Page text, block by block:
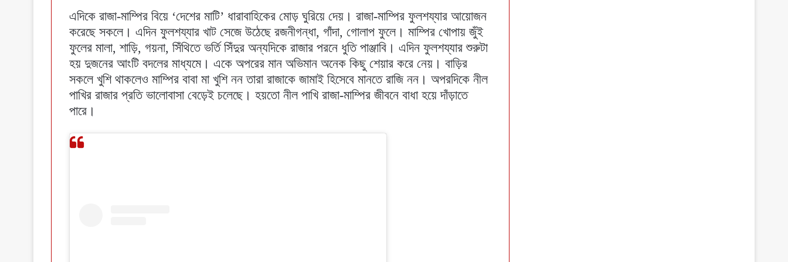
এদিকে রাজা-মাম্পির বিয়ে ‘দেশের মাটি’ ধারাবাহিকের মোড় ঘুরিয়ে দেয়। রাজা-মাম্পির ফুলশয্যার আয়োজন
করেছে সকলে। এদিন ফুলশয্যার খাট সেজে উঠেছে রজনীগন্ধা, গাঁদা, গোলাপ ফুলে। মাম্পির খোপায় জুঁই
ফুলের মালা, শাড়ি, গয়না, সিঁথিতে ভর্তি সিঁদুর অন্যদিকে রাজার পরনে ধুতি পাঞ্জাবি। এদিন ফুলশয্যার শুরুটা
হয় দুজনের আংটি বদলের মাধ্যমে। একে অপরের মান অভিমান অনেক কিছু শেয়ার করে নেয়। বাড়ির
সকলে খুশি থাকলেও মাম্পির বাবা মা খুশি নন তারা রাজাকে জামাই হিসেবে মানতে রাজি নন। অপরদিকে নীল
পাখির রাজার প্রতি ভালোবাসা বেড়েই চলেছে। হয়তো নীল পাখি রাজা-মাম্পির জীবনে বাধা হয়ে দাঁড়াতে
পারে।